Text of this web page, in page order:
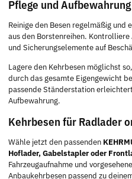
Pflege und
Reinige den Besen regelmäßig
aus den Borstenreihen.
und Sicherungselemente auf
Lagere den Kehrbesen möglichst
durch das gesamte Eigengewicht
passende Ständerstation
Aufbewahrung.
Kehrbesen für Radlader
Wähle jetzt den passenden
Hoflader, Gabelstapler oder
Fahrzeugaufnahme und
Anbaukehrbesen passend zu